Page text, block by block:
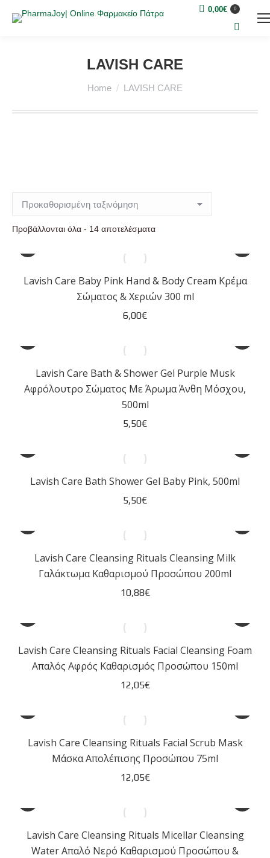
0,00€ 0
Search:
LAVISH CARE
Home LAVISH CARE
Προβάλλονται όλα - 14 αποτελέσματα
Lavish Care Baby Pink Hand & Body Cream Κρέμα
Σώματος & Χεριών 300 ml
6,00€
Lavish Care Bath & Shower Gel Purple Musk
Αφρόλουτρο Σώματος Με Άρωμα Άνθη Μόσχου,
500ml
5,50€
Lavish Care Bath Shower Gel Baby Pink, 500ml
5,50€
Lavish Care Cleansing Rituals Cleansing Milk
Γαλάκτωμα Καθαρισμού Προσώπου 200ml
10,88€
Lavish Care Cleansing Rituals Facial Cleansing Foam
Απαλός Αφρός Καθαρισμός Προσώπου 150ml
12,05€
Lavish Care Cleansing Rituals Facial Scrub Mask
Μάσκα Απολέπισης Προσώπου 75ml
12,05€
Lavish Care Cleansing Rituals Micellar Cleansing
Water Απαλό Νερό Καθαρισμού Προσώπου &